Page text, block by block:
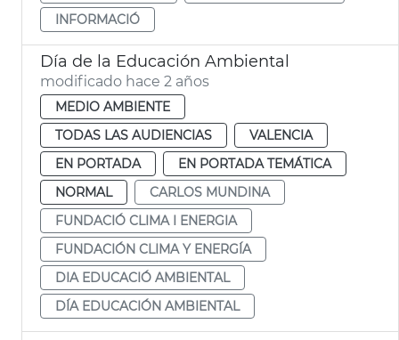
INFORMACIÓ
Día de la Educación Ambiental
modificado hace 2 años
MEDIO AMBIENTE
TODAS LAS AUDIENCIAS
VALENCIA
EN PORTADA
EN PORTADA TEMÁTICA
NORMAL
CARLOS MUNDINA
FUNDACIÓ CLIMA I ENERGIA
FUNDACIÓN CLIMA Y ENERGÍA
DIA EDUCACIÓ AMBIENTAL
DÍA EDUCACIÓN AMBIENTAL